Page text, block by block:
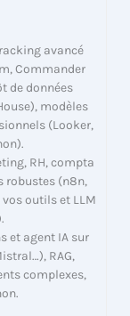
avancé
Commander
de données
modèles
(Looker,
RH, compta
robustes (n8n,
outils et LLM
et agent IA sur
RAG,
complexes,